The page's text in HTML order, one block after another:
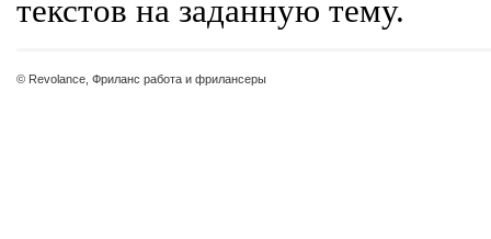
текстов на заданную тему.
© Revolance, Фриланс работа и фрилансеры